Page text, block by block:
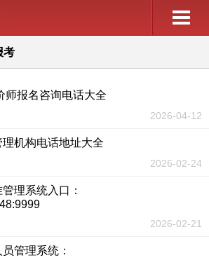
考
师报名咨询电话大全
2026-04-12
机构电话地址大全
2026-02-24
理系统入口：
2026-02-21
管理系统：